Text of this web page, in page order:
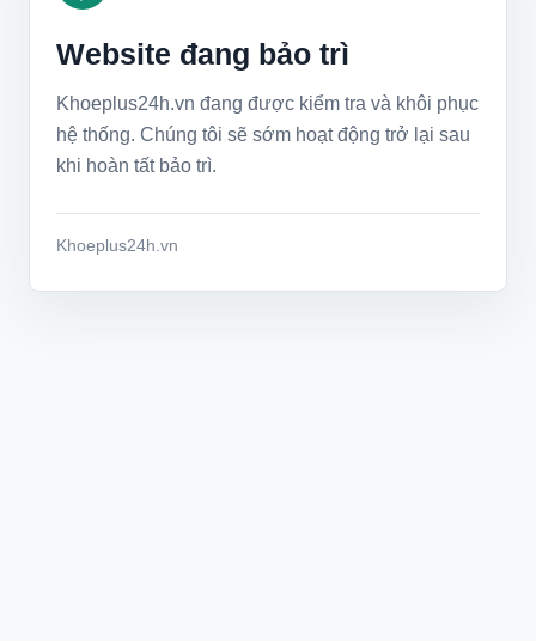
Website đang bảo trì
Khoeplus24h.vn đang được kiểm tra và khôi phục
hệ thống. Chúng tôi sẽ sớm hoạt động trở lại sau
khi hoàn tất bảo trì.
Khoeplus24h.vn